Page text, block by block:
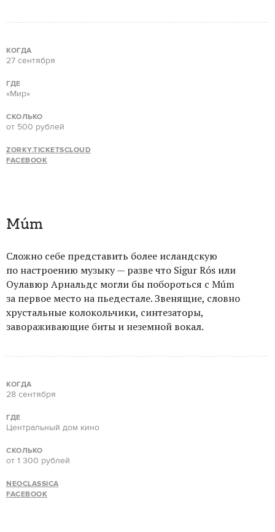
КОГДА
27 сентября
ГДЕ
«Мир»
СКОЛЬКО
от 500 рублей
ZORKY.TICKETSCLOUD
FACEBOOK
Múm
Сложно себе представить более исландскую
по настроению музыку — разве что Sigur Rós или
Оулавюр Арнальдс могли бы побороться с Múm
за первое место на пьедестале. Звенящие, словно
хрустальные колокольчики, синтезаторы,
завораживающие биты и неземной вокал.
КОГДА
28 сентября
ГДЕ
Центральный дом кино
СКОЛЬКО
от 1 300 рублей
NEOCLASSICA
FACEBOOK